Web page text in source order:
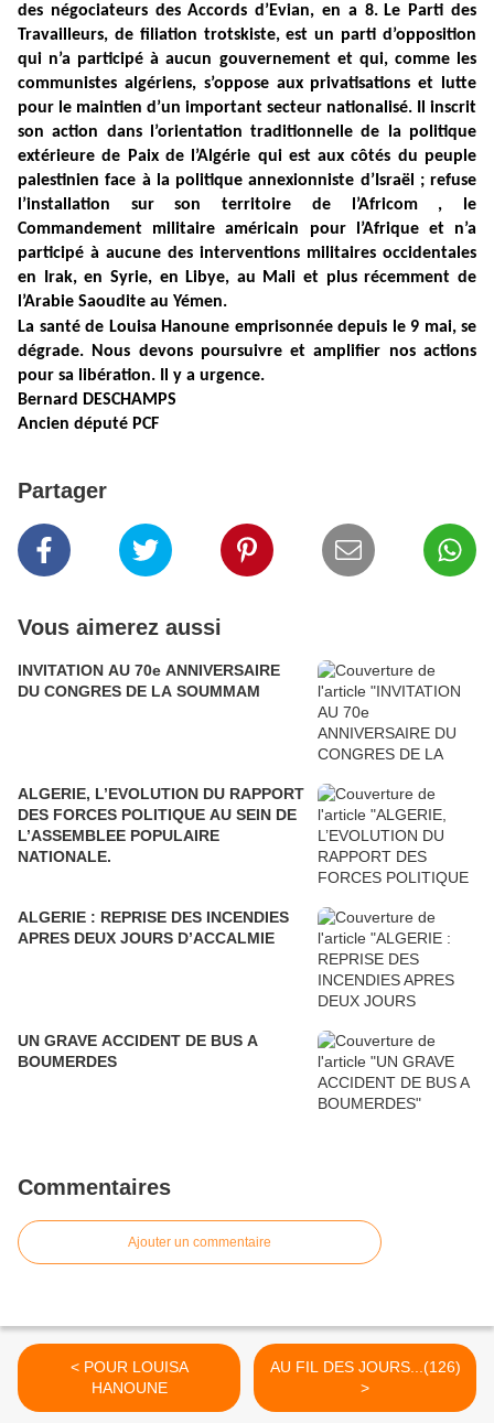
des négociateurs des Accords d’Evian, en a 8. Le Parti des
Travailleurs, de filiation trotskiste, est un parti d’opposition
qui n’a participé à aucun gouvernement et qui, comme les
communistes algériens, s’oppose aux privatisations et lutte
pour le maintien d’un important secteur nationalisé. Il inscrit
son action dans l’orientation traditionnelle de la politique
extérieure de Paix de l’Algérie qui est aux côtés du peuple
palestinien face à la politique annexionniste d’Israël ; refuse
l’installation sur son territoire de l’Africom , le
Commandement militaire américain pour l’Afrique et n’a
participé à aucune des interventions militaires occidentales
en Irak, en Syrie, en Libye, au Mali et plus récemment de
l’Arabie Saoudite au Yémen.
La santé de Louisa Hanoune emprisonnée depuis le 9 mai, se
dégrade. Nous devons poursuivre et amplifier nos actions
pour sa libération. Il y a urgence.
Bernard DESCHAMPS
Ancien député PCF
Partager
Vous aimerez aussi
INVITATION AU 70e ANNIVERSAIRE
DU CONGRES DE LA SOUMMAM
ALGERIE, L’EVOLUTION DU RAPPORT
DES FORCES POLITIQUE AU SEIN DE
L’ASSEMBLEE POPULAIRE
NATIONALE.
ALGERIE : REPRISE DES INCENDIES
APRES DEUX JOURS D’ACCALMIE
UN GRAVE ACCIDENT DE BUS A
BOUMERDES
Commentaires
Ajouter un commentaire
< POUR LOUISA
HANOUNE
AU FIL DES JOURS...(126)
>